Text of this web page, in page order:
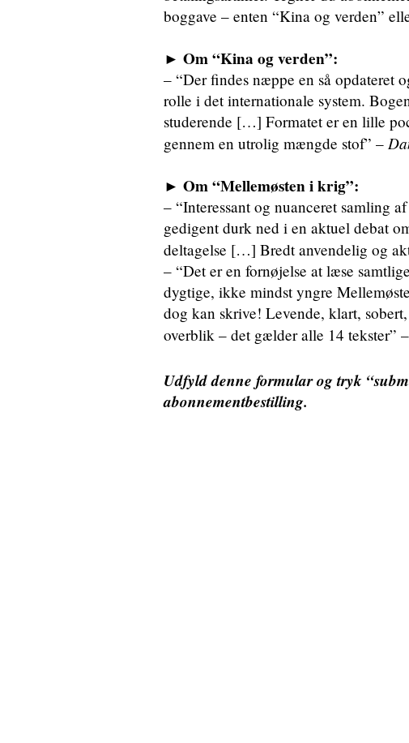
boggave – enten “Kina og verden”
► Om “Kina og verden”:
– “Der findes næppe en så
rolle i det internationale system.
studerende […] Formatet er en lille
gennem en utrolig mængde stof” –
► Om “Mellemøsten i krig”:
– “Interessant og nuanceret samling
gedigent durk ned i en aktuel debat
deltagelse […] Bredt anvendelig og
– “Det er en fornøjelse at læse
dygtige, ikke mindst yngre
dog kan skrive! Levende, klart,
overblik – det gælder alle 14 tekster” –
Udfyld denne formular og tryk
abonnementbestilling.